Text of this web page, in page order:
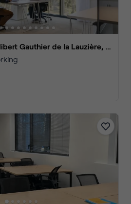
de la Lauzière, Aix-en-Provence